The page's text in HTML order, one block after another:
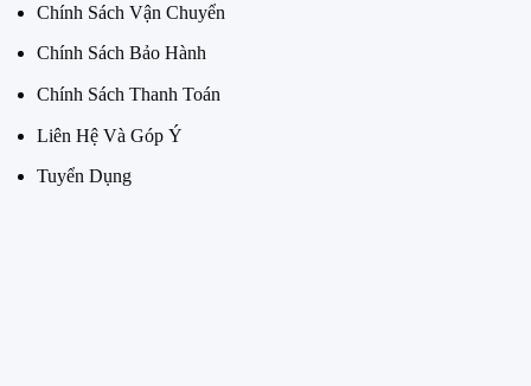
Chính Sách Vận Chuyển
Chính Sách Bảo Hành
Chính Sách Thanh Toán
Liên Hệ Và Góp Ý
Tuyển Dụng